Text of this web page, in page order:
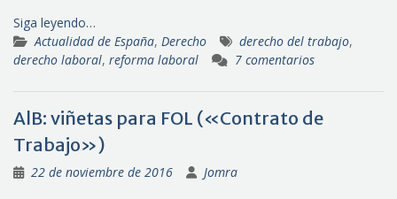
Siga leyendo…
Actualidad de España, Derecho derecho del trabajo,
derecho laboral, reforma laboral 7 comentarios
AlB: viñetas para FOL («Contrato de
Trabajo»)
22 de noviembre de 2016 Jomra